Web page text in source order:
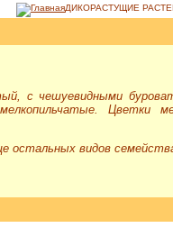
ДИКОРАСТУЩИЕ
с чешуевидными
Цветки
остальных видов